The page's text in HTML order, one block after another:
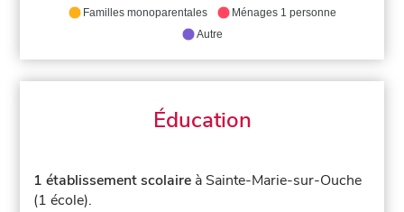
Familles monoparentales
Ménages 1 personne
Autre
Éducation
1 établissement scolaire à Sainte-Marie-sur-Ouche
(1 école).